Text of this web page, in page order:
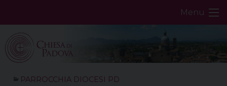
Menu
PARROCCHIA DIOCESI PD